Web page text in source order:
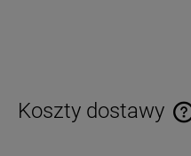
Koszty dostawy
Cena nie zawiera